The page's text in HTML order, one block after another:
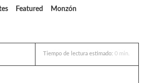
Featured Monzón
Tiempo de lectura estimado: 0 min.